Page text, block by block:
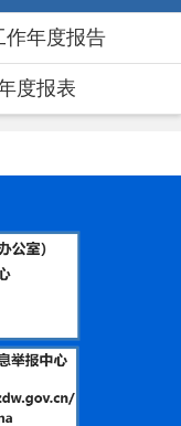
作年度报告
度报表